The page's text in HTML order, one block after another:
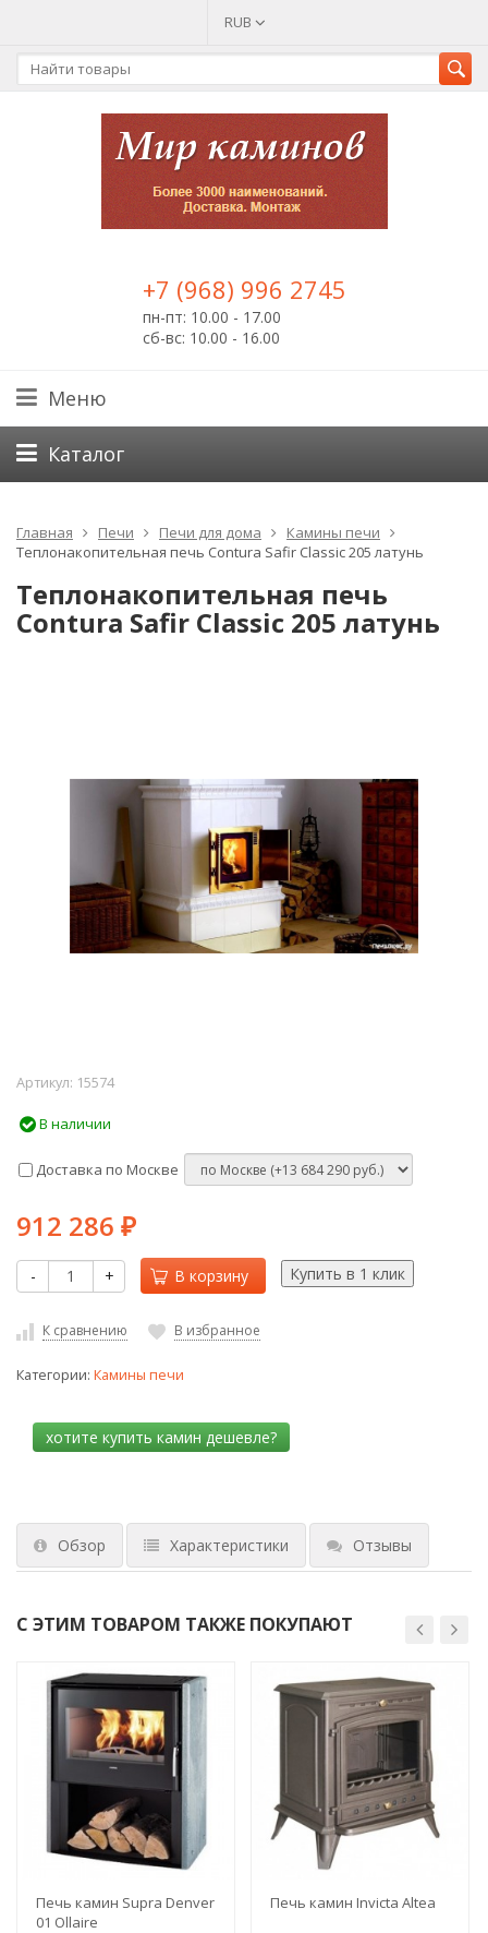
RUB
+7 (968) 996 2745
пн-пт: 10.00 - 17.00
сб-вс: 10.00 - 16.00
Меню
Каталог
Главная Печи Печи для дома
Камины печи
Теплонакопительная печь Contura Safir Classic 205 латунь
Теплонакопительная печь
Contura Safir Classic 205 латунь
Артикул: 15574
В наличии
Доставка по Москве
912 286 ₽
- + В корзину
К сравнению В избранное
Категории: Камины печи
Обзор Характеристики Отзывы
С ЭТИМ ТОВАРОМ ТАКЖЕ ПОКУПАЮТ
Печь камин Supra Denver
01 Ollaire
Печь камин Invicta Altea